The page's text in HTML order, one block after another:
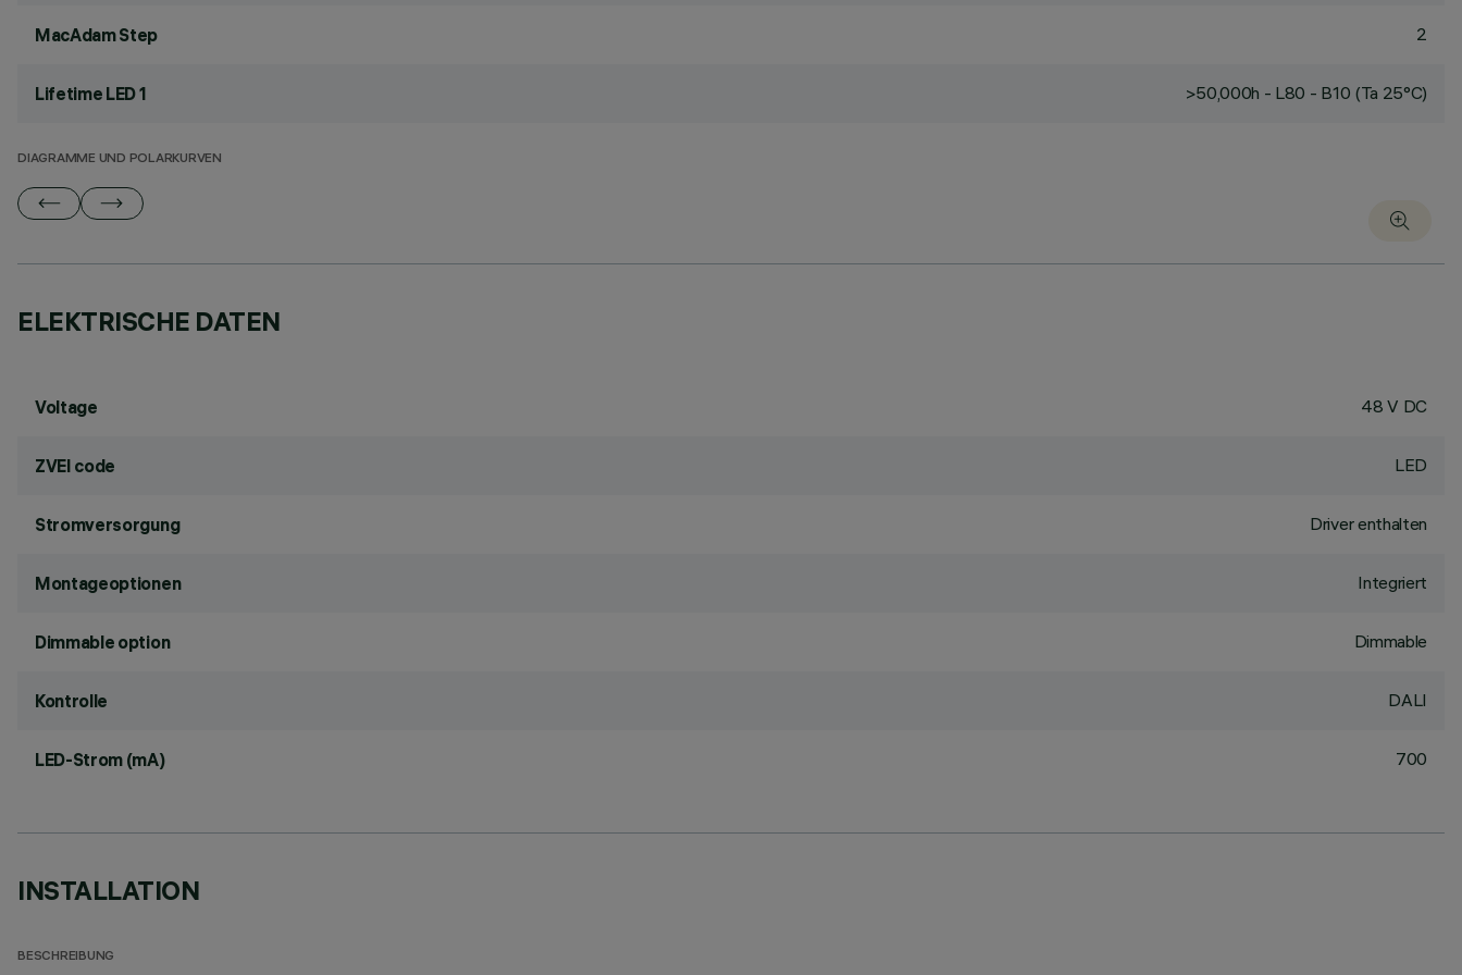
MacAdam Step 2
Lifetime LED 1 >50,000h - L80 - B10 (Ta 25°C)
DIAGRAMME UND POLARKURVEN
ELEKTRISCHE DATEN
Voltage 48 V DC
ZVEI code LED
Stromversorgung Driver enthalten
Montageoptionen Integriert
Dimmable option Dimmable
Kontrolle DALI
LED-Strom (mA) 700
INSTALLATION
BESCHREIBUNG